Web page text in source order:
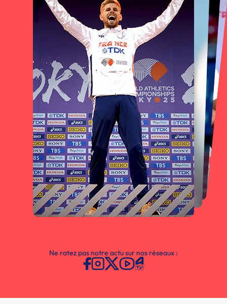
Ne ratez pas notre actu sur nos réseaux :